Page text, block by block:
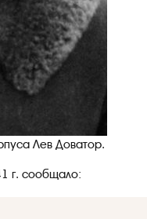
Лев Доватор.
г. сообщало: